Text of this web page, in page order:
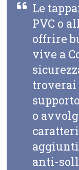
Le
PVC o
offrire
vive a
troverai
o
anti-